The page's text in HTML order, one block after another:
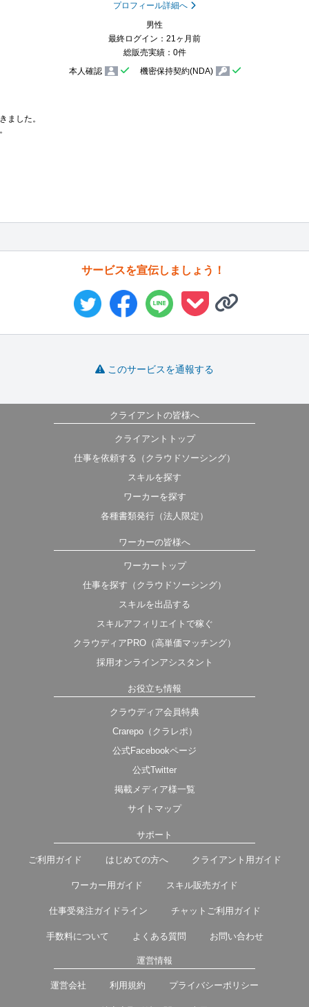
プロフィール詳細へ
男性
最終ログイン：21ヶ月前
総販売実績：0件
本人確認
機密保持契約(NDA)
ました。
サービスを宣伝しましょう！
このサービスを通報する
クライアントの皆様へ
クライアントトップ
仕事を依頼する（クラウドソーシング）
スキルを探す
ワーカーを探す
各種書類発行（法人限定）
ワーカーの皆様へ
ワーカートップ
仕事を探す（クラウドソーシング）
スキルを出品する
スキルアフィリエイトで稼ぐ
クラウディアPRO（高単価マッチング）
採用オンラインアシスタント
お役立ち情報
クラウディア会員特典
Crarepo（クラレポ）
公式Facebookページ
公式Twitter
掲載メディア様一覧
サイトマップ
サポート
ご利用ガイド はじめての方へ クライアント用ガイド
ワーカー用ガイド スキル販売ガイド
仕事受発注ガイドライン チャットご利用ガイド
手数料について よくある質問 お問い合わせ
運営情報
運営会社 利用規約 プライバシーポリシー